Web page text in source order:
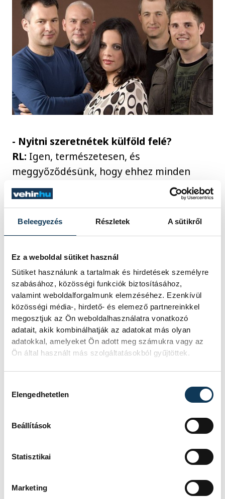
Beleegyezés Részletek A sütikről
Ez a weboldal sütiket használ
Sütiket használunk a tartalmak és hirdetések személyre
szabásához, közösségi funkciók biztosításához,
valamint weboldalforgalmunk elemzéséhez. Ezenkívül
közösségi média-, hirdető- és elemező partnereinkkel
megosztjuk az Ön weboldalhasználatra vonatkozó
adatait, akik kombinálhatják az adatokat más olyan
adatokkal, amelyeket Ön adott meg számukra vagy az
Ön által használt más szolgáltatásokból gyűjtöttek.
Elengedhetetlen
Beállítások
Statisztikai
Marketing
- Nyitni szeretnétek külföld felé?
RL: Igen, természetesen, és
meggyőződésünk, hogy ehhez minden
feltétel adott: nem szerénytelenség azt
állítani, hogy a Future Plant a világ bármely
táján versenyképes és megállja a helyét.
- Mikor lesz a legközelebbi koncertetek?
KT: Az április 8-i, veszprémi DC koncertet
követően tavasszal még háromszor
játszunk Budapesten, legkorábban április
25-én az After Music Clubban. Balaton
környékén legközelebb júliusban, a
FüredFesten hallhat minket a közönség.
Nincs két egyforma koncertünk, mivel a
műsor általában valamilyen aktualitáshoz
napéjegyenlőség, és ilyen lesz áprilisban a
Föld napja vagy májusban a Törölköző nap.
Fellépéseinkről a
www.futureplant.info/hu
oldalakon
olvashatnak az érdeklődők, és az iwiwen is
mindenkit a zenekar virtuális rajongói